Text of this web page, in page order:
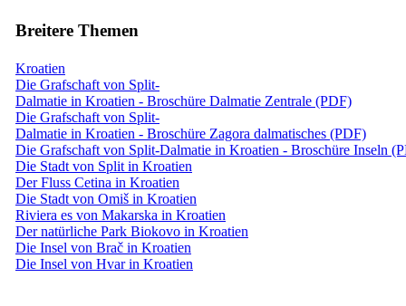
Breitere Themen
Kroatien
Die Grafschaft von Split-
Dalmatie in Kroatien - Broschüre Dalmatie Zentrale (PDF)
Die Grafschaft von Split-
Dalmatie in Kroatien - Broschüre Zagora dalmatisches (PDF)
Die Grafschaft von Split-Dalmatie in Kroatien - Broschüre Inseln
Die Stadt von Split in Kroatien
Der Fluss Cetina in Kroatien
Die Stadt von Omiš in Kroatien
Riviera es von Makarska in Kroatien
Der natürliche Park Biokovo in Kroatien
Die Insel von Brač in Kroatien
Die Insel von Hvar in Kroatien